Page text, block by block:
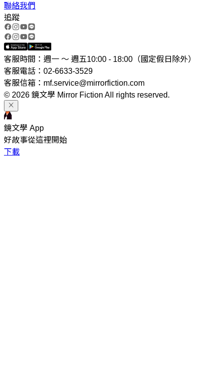
聯絡我們
追蹤
客服時間：週一 ～ 週五10:00 - 18:00（國定假日除外）
客服電話：02-6633-3529
客服信箱：mf.service@mirrorfiction.com
© 2026 鏡文學 Mirror Fiction All rights reserved.
鏡文學 App
好故事從這裡開始
下載